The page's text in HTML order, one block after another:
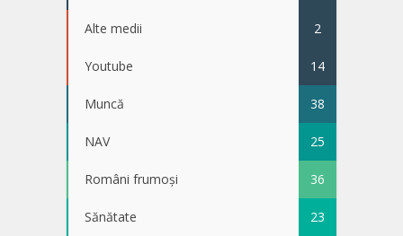
Alte medii 2
Youtube 14
Muncă 38
NAV 25
Români frumoși 36
Sănătate 23